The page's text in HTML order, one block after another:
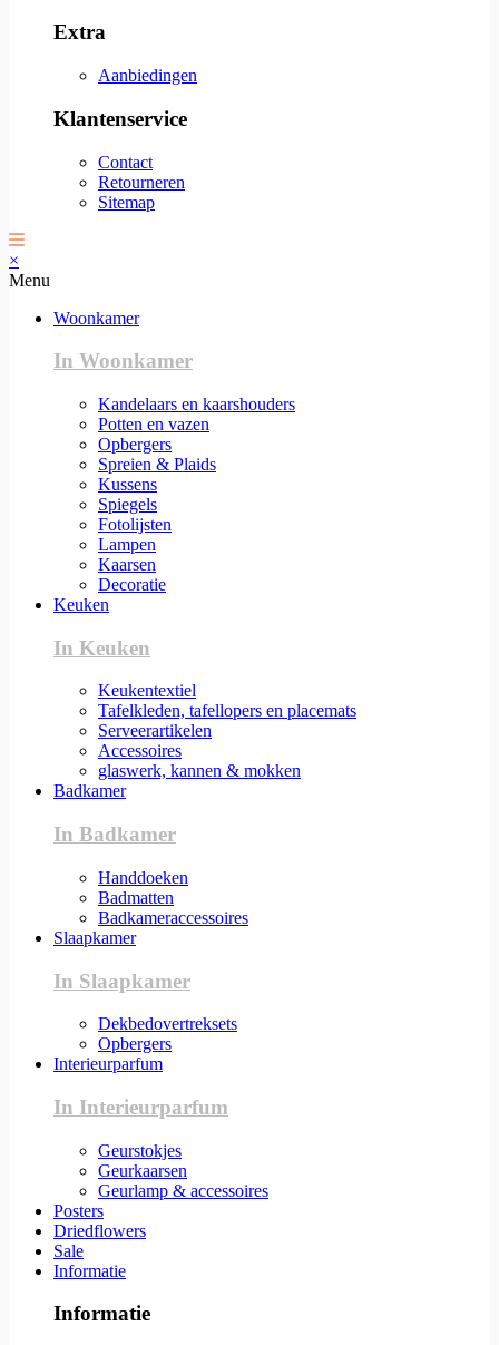
Extra
Aanbiedingen
Klantenservice
Contact
Retourneren
Sitemap
×
Menu
Woonkamer
In Woonkamer
Kandelaars en kaarshouders
Potten en vazen
Opbergers
Spreien & Plaids
Kussens
Spiegels
Fotolijsten
Lampen
Kaarsen
Decoratie
Keuken
In Keuken
Keukentextiel
Tafelkleden, tafellopers en placemats
Serveerartikelen
Accessoires
glaswerk, kannen & mokken
Badkamer
In Badkamer
Handdoeken
Badmatten
Badkameraccessoires
Slaapkamer
In Slaapkamer
Dekbedovertreksets
Opbergers
Interieurparfum
In Interieurparfum
Geurstokjes
Geurkaarsen
Geurlamp & accessoires
Posters
Driedflowers
Sale
Informatie
Informatie